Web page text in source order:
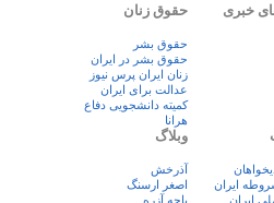
خبری حقوق زنان
حقوق بشر
حقوق بشر در ایران
زنان ايران پرس نيوز
عدالت برای ایران
کمیته دانشجویی دفاع
هرانا
ایران
ایران
وبلاگ
آذرخش
اصغر ارسنگ
باچه آزره